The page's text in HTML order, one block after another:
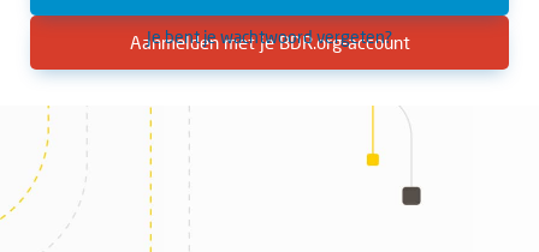
Aanmelden met je BDR.org-account
Je bent je wachtwoord vergeten?